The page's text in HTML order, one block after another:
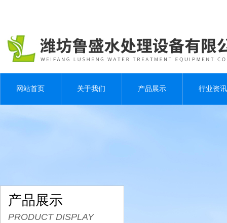
网站首页 关于我们 产品展示 行业资讯
产品展示
PRODUCT DISPLAY